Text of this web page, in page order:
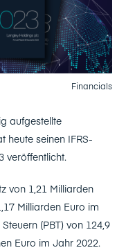
Financials
aufgestellte
heute seinen IFRS-
veröffentlicht.
von 1,21 Milliarden
Milliarden Euro im
(PBT) von 124,9
Euro im Jahr 2022.